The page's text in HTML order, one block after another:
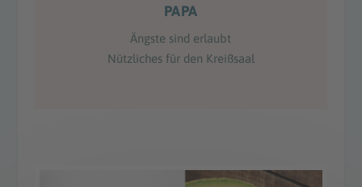
PAPA
Ängste sind erlaubt
Nützliches für den Kreißsaal